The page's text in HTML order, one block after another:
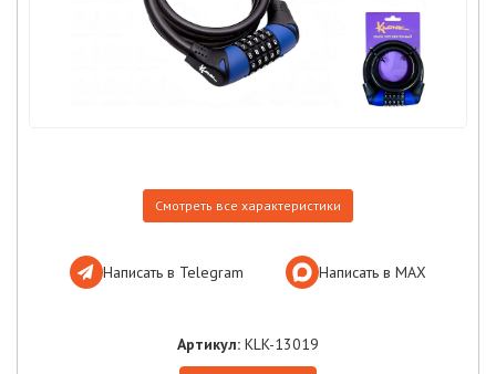
Смотреть все характеристики
Написать в Telegram Написать в МАХ
Артикул: KLK-13019